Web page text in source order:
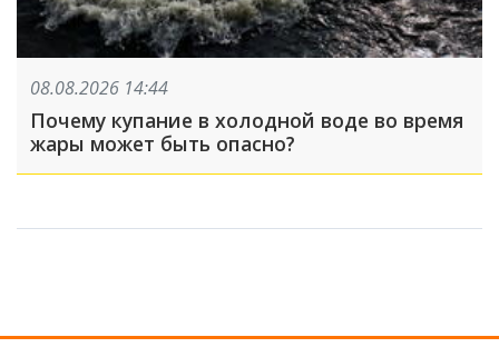
08.08.2026 14:44
Почему купание в холодной воде во время
жары может быть опасно?